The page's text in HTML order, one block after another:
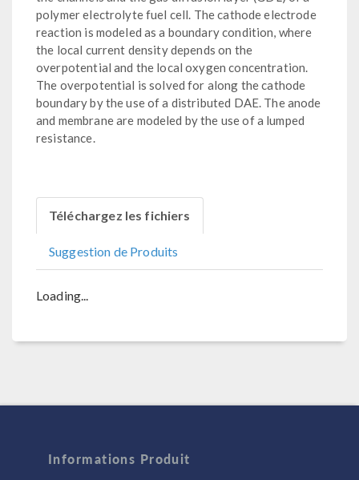
polymer electrolyte fuel cell. The cathode electrode
reaction is modeled as a boundary condition, where
the local current density depends on the
overpotential and the local oxygen concentration.
The overpotential is solved for along the cathode
boundary by the use of a distributed DAE. The anode
and membrane are modeled by the use of a lumped
resistance.
Téléchargez les fichiers
Suggestion de Produits
Loading...
Informations Produit